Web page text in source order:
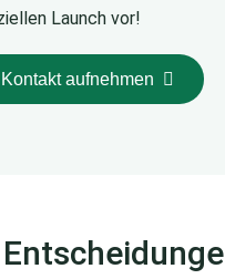
Launch vor!
aufnehmen